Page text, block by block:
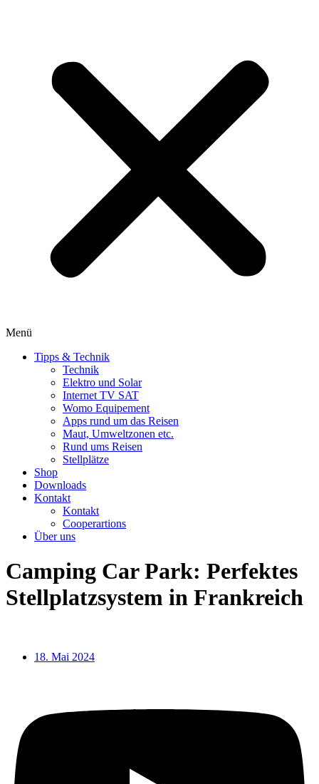
Menü
Tipps & Technik
Technik
Elektro und Solar
Internet TV SAT
Womo Equipement
Apps rund um das Reisen
Maut, Umweltzonen etc.
Rund ums Reisen
Stellplätze
Shop
Downloads
Kontakt
Kontakt
Cooperartions
Über uns
Camping Car Park: Perfektes
Stellplatzsystem in Frankreich
18. Mai 2024